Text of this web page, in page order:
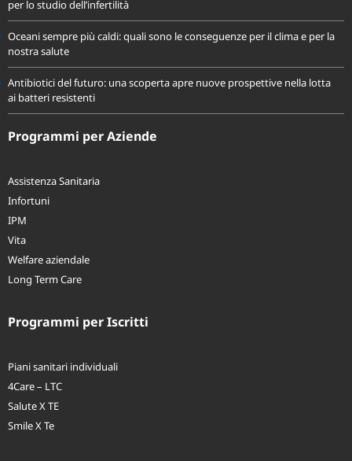
Spermatozoi creati in laboratorio: la ricerca apre nuove prospettive
per lo studio dell’infertilità
Oceani sempre più caldi: quali sono le conseguenze per il clima e per la
nostra salute
Antibiotici del futuro: una scoperta apre nuove prospettive nella lotta
ai batteri resistenti
Assistenza Sanitaria
Infortuni
IPM
Vita
Welfare aziendale
Piani sanitari individuali
4Care – LTC
Salute X TE